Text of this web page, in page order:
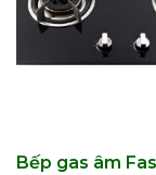
Bếp gas âm